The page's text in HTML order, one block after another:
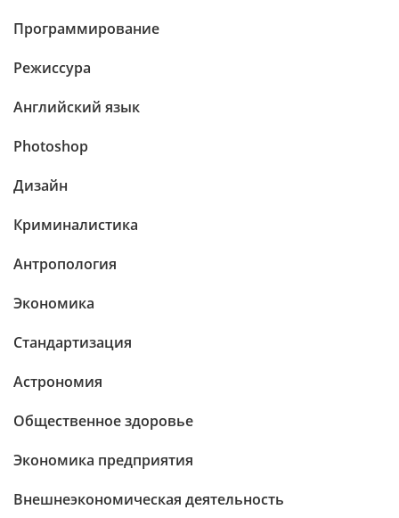
Программирование
Режиссура
Английский язык
Photoshop
Дизайн
Криминалистика
Антропология
Экономика
Стандартизация
Астрономия
Общественное здоровье
Экономика предприятия
Внешнеэкономическая деятельность